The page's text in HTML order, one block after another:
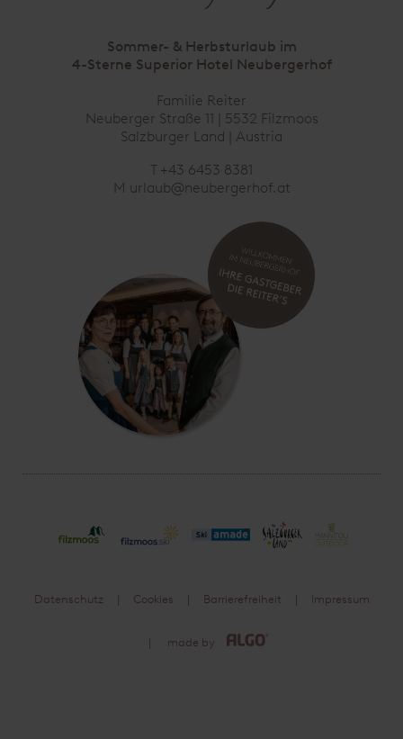
Sommer- & Herbsturlaub im
4-Sterne Superior Hotel Neubergerhof
Familie Reiter
Neuberger Straße 11 | 5532 Filzmoos
Salzburger Land | Austria
T +43 6453 8381
M urlaub@neubergerhof.at
Datenschutz Cookies Barrierefreiheit Impressum
made by